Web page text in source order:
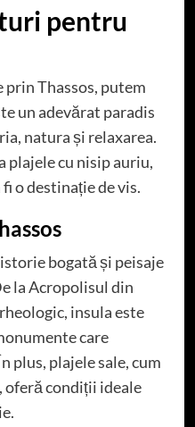
pentru
Thassos, putem
un adevărat paradis
natura și relaxarea.
plajele cu nisip auriu,
o destinație de vis.
bogată și peisaje
la Acropolisul din
insula este
care
plus, plajele sale, cum
oferă condiții ideale